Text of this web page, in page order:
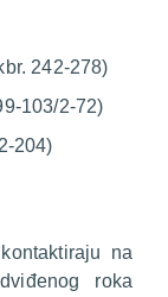
242-278)
103/2-72)
204)
na
roka